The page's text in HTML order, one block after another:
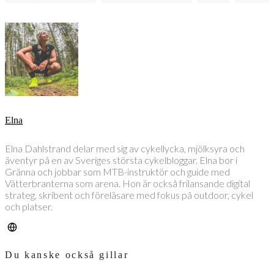
Elna
Elna Dahlstrand delar med sig av cykellycka, mjölksyra och
äventyr på en av Sveriges största cykelbloggar. Elna bor i
Gränna och jobbar som MTB-instruktör och guide med
Vätterbranterna som arena. Hon är också frilansande digital
strateg, skribent och föreläsare med fokus på outdoor, cykel
och platser.
Du kanske också gillar